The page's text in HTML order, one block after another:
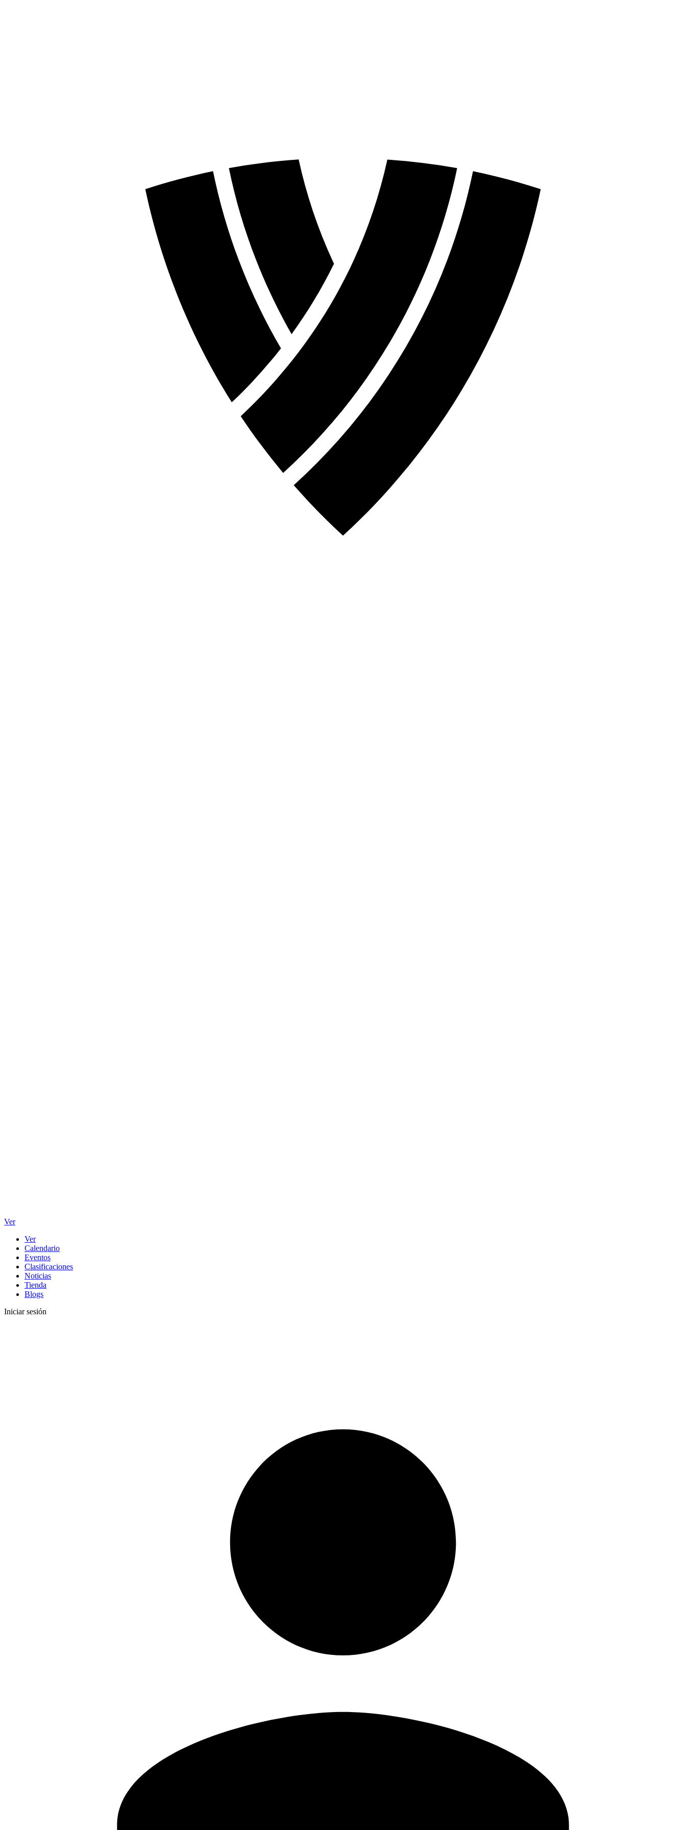
Ver
Ver
Calendario
Eventos
Clasificaciones
Noticias
Tienda
Blogs
Iniciar sesión